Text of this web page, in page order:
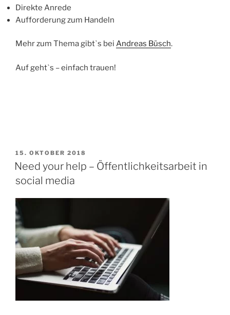
Direkte Anrede
Aufforderung zum Handeln
Mehr zum Thema gibtˋs bei Andreas Büsch.
Auf gehtˋs – einfach trauen!
VERÖFFENTLICHT
AM
15. OKTOBER 2018
Need your help – Öffentlichkeitsarbeit in
social media